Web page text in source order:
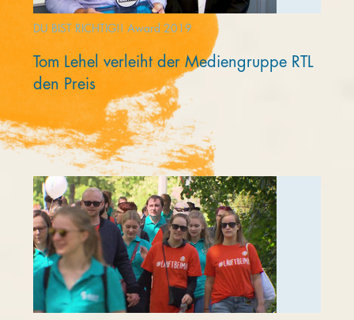
DU BIST RICHTIG!! Award 2019
Tom Lehel verleiht der Mediengruppe RTL
den Preis